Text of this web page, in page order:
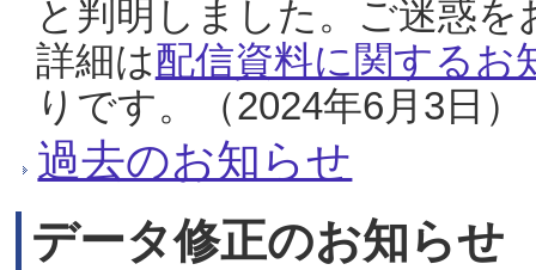
と判明しました。ご迷惑
詳細は配信資料に関するお
りです。（2024年6月3日）
過去のお知らせ
データ修正のお知らせ